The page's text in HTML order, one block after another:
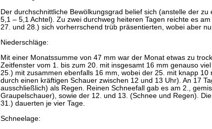
Der durchschnittliche Bewölkungsgrad belief sich (anstelle der
5,1 – 5,1 Achtel). Zu zwei durchweg heiteren Tagen reichte es
27. und 28.) sich vorherrschend trüb präsentierten, wobei aber
Niederschläge:
Mit einer Monatssumme von 47 mm war der Monat etwas zu
Zeitfenster vom 1. bis zum 20. mit insgesamt 16 mm genauso
25.) mit zusammen ebenfalls 16 mm, wobei der 25. mit knapp
durch einen kräftigen Schauer zwischen 12 und 13 Uhr). An 17
ausschließlich) als Regen. Reinen Schneefall gab es am 2.,
Graupelschauer), sowie der 12. und 13. (Schnee und Regen).
31.) dauerten je vier Tage.
Schneelage: